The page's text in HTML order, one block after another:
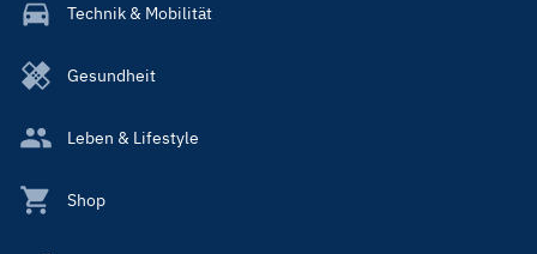
Technik & Mobilität
Gesundheit
Leben & Lifestyle
Shop